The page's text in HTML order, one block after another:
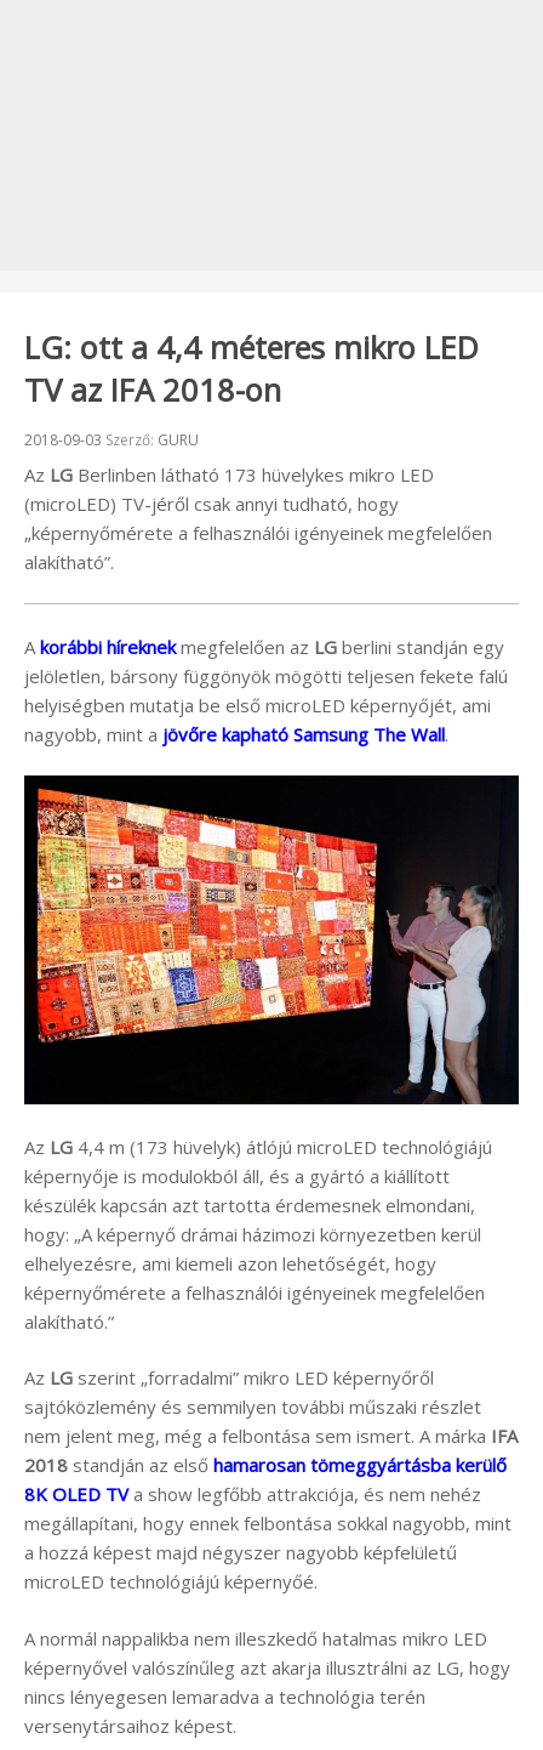
LG: ott a 4,4 méteres mikro LED
TV az IFA 2018-on
Beküldve:
2018-09-03 Szerző: GURU
Az LG Berlinben látható 173 hüvelykes mikro LED
(microLED) TV-jéről csak annyi tudható, hogy
„képernyőmérete a felhasználói igényeinek megfelelően
alakítható”.
A korábbi híreknekmegfelelően az LG berlini standján egy
jelöletlen, bársony függönyök mögötti teljesen fekete falú
helyiségben mutatja be első microLED képernyőjét, ami
nagyobb, mint a jövőre kapható Samsung The Wall.
Az LG 4,4 m (173 hüvelyk) átlójú microLED technológiájú
képernyője is modulokból áll, és a gyártó a kiállított
készülék kapcsán azt tartotta érdemesnek elmondani,
hogy: „A képernyő drámai házimozi környezetben kerül
elhelyezésre, ami kiemeli azon lehetőségét, hogy
képernyőmérete a felhasználói igényeinek megfelelően
alakítható.”
Az LG szerint „forradalmi” mikro LED képernyőről
sajtóközlemény és semmilyen további műszaki részlet
nem jelent meg, még a felbontása sem ismert. A márka IFA
2018 standján az első hamarosan tömeggyártásba kerülő
8K OLED TVa show legfőbb attrakciója, és nem nehéz
megállapítani, hogy ennek felbontása sokkal nagyobb, mint
a hozzá képest majd négyszer nagyobb képfelületű
microLED technológiájú képernyőé.
A normál nappalikba nem illeszkedő hatalmas mikro LED
képernyővel valószínűleg azt akarja illusztrálni az LG, hogy
nincs lényegesen lemaradva a technológia terén
versenytársaihoz képest.